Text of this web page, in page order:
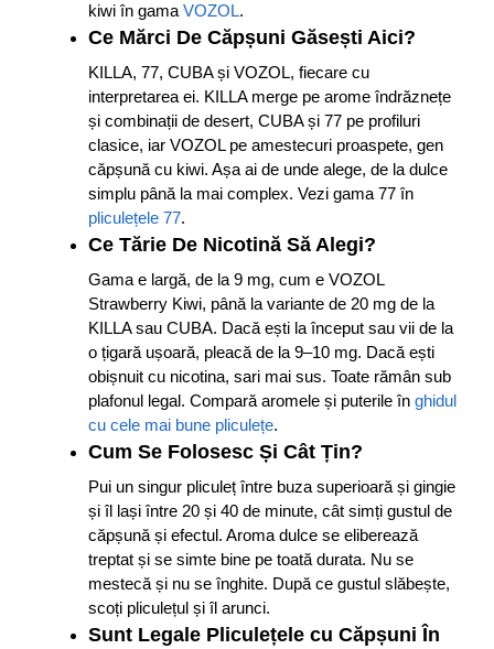
kiwi în gama VOZOL.
Ce Mărci De Căpșuni Găsești Aici?
KILLA, 77, CUBA și VOZOL, fiecare cu
interpretarea ei. KILLA merge pe arome îndrăznețe
și combinații de desert, CUBA și 77 pe profiluri
clasice, iar VOZOL pe amestecuri proaspete, gen
căpșună cu kiwi. Așa ai de unde alege, de la dulce
simplu până la mai complex. Vezi gama 77 în
pliculețele 77.
Ce Tărie De Nicotină Să Alegi?
Gama e largă, de la 9 mg, cum e VOZOL
Strawberry Kiwi, până la variante de 20 mg de la
KILLA sau CUBA. Dacă ești la început sau vii de la
o țigară ușoară, pleacă de la 9–10 mg. Dacă ești
obișnuit cu nicotina, sari mai sus. Toate rămân sub
plafonul legal. Compară aromele și puterile în ghidul
cu cele mai bune pliculețe.
Cum Se Folosesc Și Cât Țin?
Pui un singur pliculeț între buza superioară și gingie
și îl lași între 20 și 40 de minute, cât simți gustul de
căpșună și efectul. Aroma dulce se eliberează
treptat și se simte bine pe toată durata. Nu se
mestecă și nu se înghite. După ce gustul slăbește,
scoți pliculețul și îl arunci.
Sunt Legale Pliculețele cu Căpșuni În